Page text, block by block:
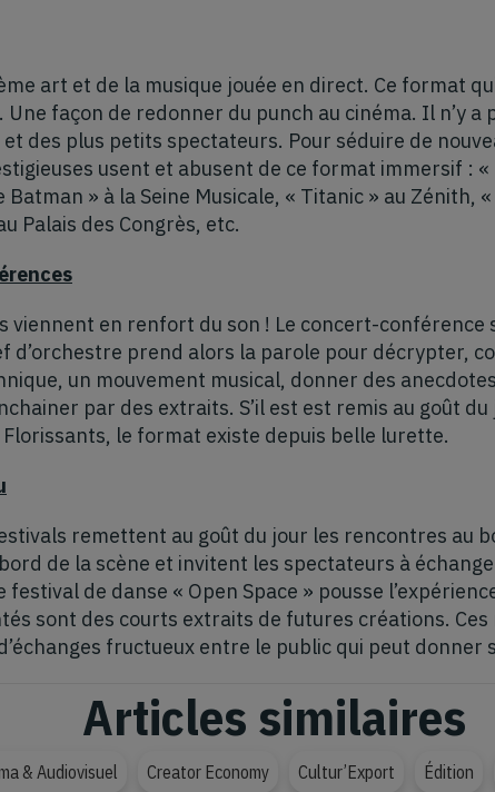
art et de la musique jouée en direct. Ce format
Une façon de redonner du punch au cinéma. Il n’y
des plus petits spectateurs. Pour séduire de
usent et abusent de ce format immersif : «
Batman » à la Seine Musicale, « Titanic » au Zénith,
Palais des Congrès, etc.
viennent en renfort du son ! Le concert-conférence
d’orchestre prend alors la parole pour décrypter,
un mouvement musical, donner des
par des extraits. S’il est est remis au goût
le format existe depuis belle lurette.
remettent au goût du jour les rencontres au
de la scène et invitent les spectateurs à
festival de danse « Open Space » pousse
sont des courts extraits de futures créations.
fructueux entre le public qui peut donner
Articles similaires
& Audiovisuel Creator Economy Cultur’Export Édition